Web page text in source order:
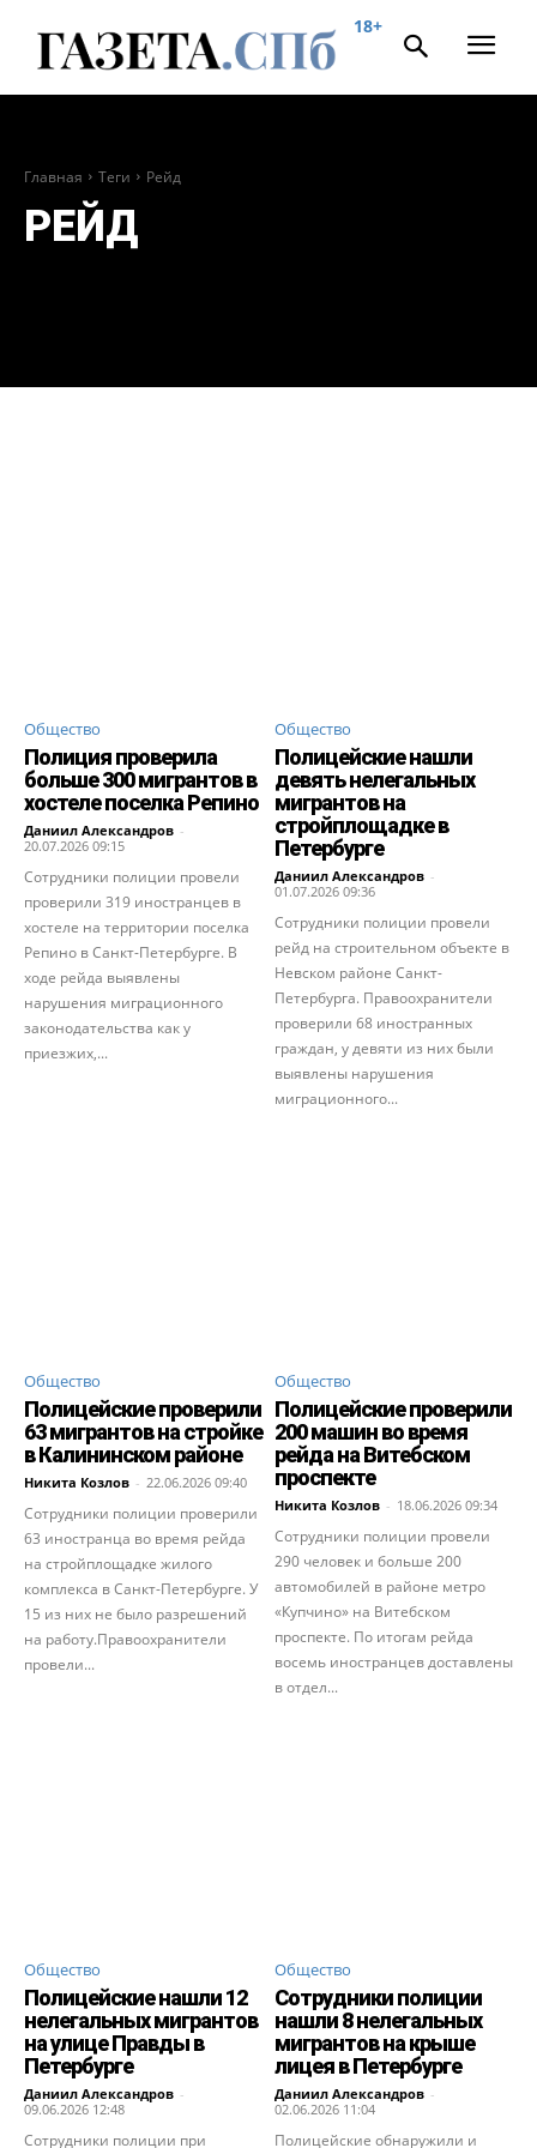
18+
Главная Теги Рейд
РЕЙД
Общество
Полиция проверила
больше 300 мигрантов в
хостеле поселка Репино
Даниил Александров -
20.07.2026 09:15
Сотрудники полиции провели
проверили 319 иностранцев в
хостеле на территории поселка
Репино в Санкт-Петербурге. В
ходе рейда выявлены
нарушения миграционного
законодательства как у
приезжих,...
Общество
Полицейские нашли
девять нелегальных
мигрантов на
стройплощадке в
Петербурге
Даниил Александров -
01.07.2026 09:36
Сотрудники полиции провели
рейд на строительном объекте в
Невском районе Санкт-
Петербурга. Правоохранители
проверили 68 иностранных
граждан, у девяти из них были
выявлены нарушения
миграционного...
Общество
Полицейские проверили
63 мигрантов на стройке
в Калининском районе
Никита Козлов - 22.06.2026 09:40
Сотрудники полиции проверили
63 иностранца во время рейда
на стройплощадке жилого
комплекса в Санкт-Петербурге. У
15 из них не было разрешений
на работу.Правоохранители
провели...
Общество
Полицейские проверили
200 машин во время
рейда на Витебском
проспекте
Никита Козлов - 18.06.2026 09:34
Сотрудники полиции провели
290 человек и больше 200
автомобилей в районе метро
«Купчино» на Витебском
проспекте. По итогам рейда
восемь иностранцев доставлены
в отдел...
Общество
Полицейские нашли 12
нелегальных мигрантов
на улице Правды в
Петербурге
Даниил Александров -
09.06.2026 12:48
Сотрудники полиции при
Общество
Сотрудники полиции
нашли 8 нелегальных
мигрантов на крыше
лицея в Петербурге
Даниил Александров -
02.06.2026 11:04
Полицейские обнаружили и